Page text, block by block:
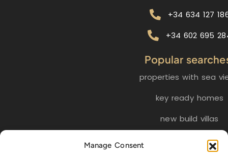
Manage Consent
+34 634 127
+34 602 695
Popular
properties with sea
key ready homes
new build villas
golf properties